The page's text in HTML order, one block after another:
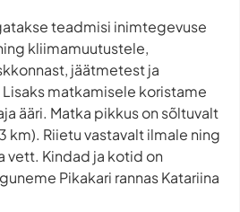
teadmisi inimtegevuse
kliimamuutustele,
jäätmetest ja
matkamisele koristame
ääri. Matka pikkus on sõltuvalt
km). Riietu vastavalt ilmale ning
vett. Kindad ja kotid on
Pikakari rannas Katariina